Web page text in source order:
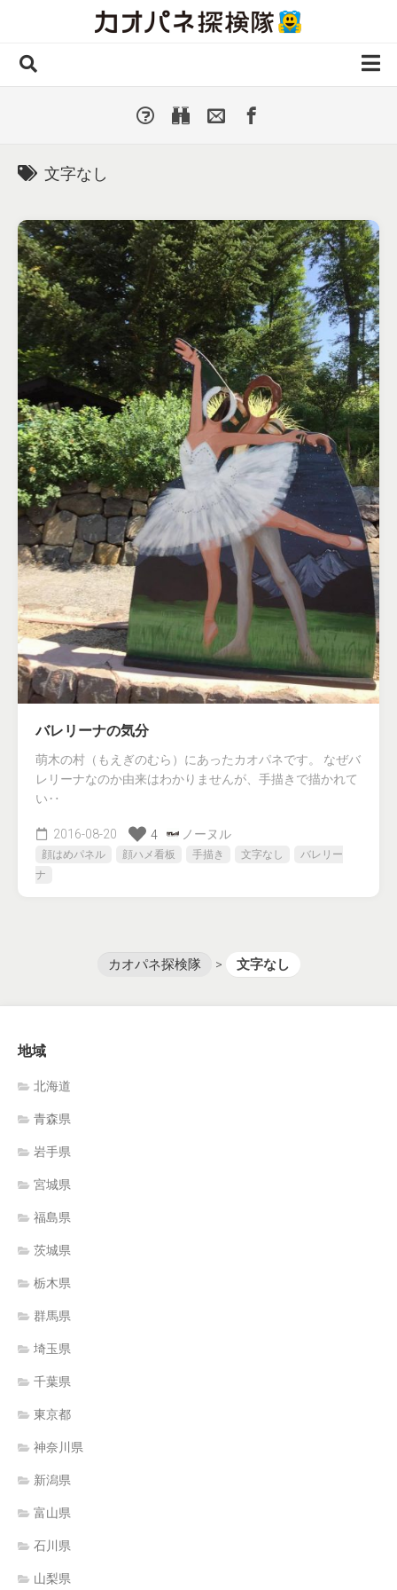
国外・海外
人気カオパネ
投稿する
文字なし
バレリーナの気分
萌木の村（もえぎのむら）にあったカオパネです。 なぜバ
レリーナなのか由来はわかりませんが、手描きで描かれて
い‥
2016-08-20 4 ノーヌル
顔はめパネル 顔ハメ看板 手描き 文字なし
バレリー
ナ
カオパネ探検隊 > 文字なし
地域
北海道
青森県
岩手県
宮城県
福島県
茨城県
栃木県
群馬県
埼玉県
千葉県
東京都
神奈川県
新潟県
富山県
石川県
山梨県